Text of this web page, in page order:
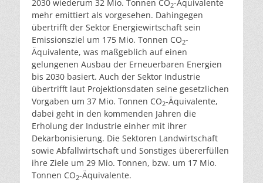
2030 wiederum 32 Mio. Tonnen CO2-Äquivalente
mehr emittiert als vorgesehen. Dahingegen
übertrifft der Sektor Energiewirtschaft sein
Emissionsziel um 175 Mio. Tonnen CO2-
Äquivalente, was maßgeblich auf einen
gelungenen Ausbau der Erneuerbaren Energien
bis 2030 basiert. Auch der Sektor Industrie
übertrifft laut Projektionsdaten seine gesetzlichen
Vorgaben um 37 Mio. Tonnen CO2-Äquivalente,
dabei geht in den kommenden Jahren die
Erholung der Industrie einher mit ihrer
Dekarbonisierung. Die Sektoren Landwirtschaft
sowie Abfallwirtschaft und Sonstiges übererfüllen
ihre Ziele um 29 Mio. Tonnen, bzw. um 17 Mio.
Tonnen CO2-Äquivalente.